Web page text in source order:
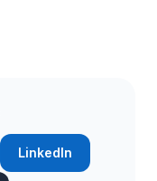
LinkedIn